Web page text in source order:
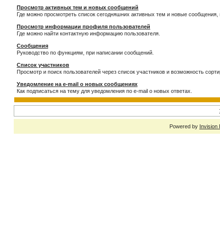
Просмотр активных тем и новых сообщений
Где можно просмотреть список сегодняшних активных тем и новые
Просмотр информации профиля пользователей
Где можно найти контактную информацию пользователя.
Сообщения
Руководство по функциям, при написании сообщений.
Список участников
Просмотр и поиск пользователей через список участников и возможность
Уведомление на e-mail о новых сообщениях
Как подписаться на тему для уведомления по e-mail о новых ответах.
Powered by Invision